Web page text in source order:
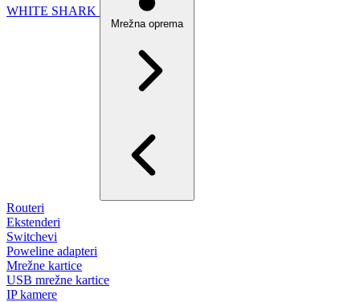
WHITE SHARK
Mrežna oprema
Routeri
Ekstenderi
Switchevi
Poweline adapteri
Mrežne kartice
USB mrežne kartice
IP kamere